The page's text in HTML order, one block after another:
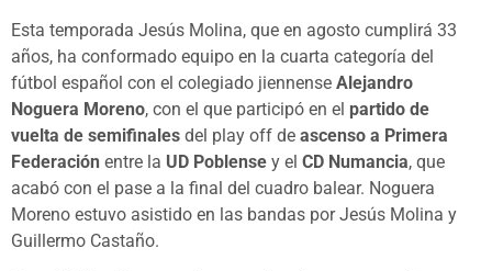
Esta temporada Jesús Molina, que en agosto cumplirá 33
años, ha conformado equipo en la cuarta categoría del
fútbol español con el colegiado jiennense Alejandro
Noguera Moreno, con el que participó en el partido de
vuelta de semifinales del play off de ascenso a Primera
Federación entre la UD Poblense y el CD Numancia, que
acabó con el pase a la final del cuadro balear. Noguera
Moreno estuvo asistido en las bandas por Jesús Molina y
Guillermo Castaño.